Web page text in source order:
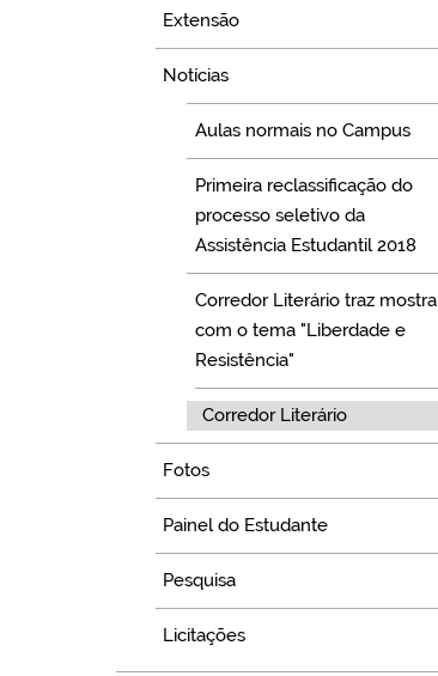
Extensão
Notícias
Aulas normais no Campus
Primeira reclassificação do
processo seletivo da
Assistência Estudantil 2018
Corredor Literário traz mostra
com o tema "Liberdade e
Resistência"
Corredor Literário
Fotos
Painel do Estudante
Pesquisa
Licitações